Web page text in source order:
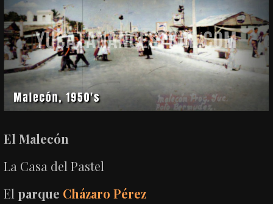
El Malecón
La Casa del Pastel
El parque Cházaro Pérez